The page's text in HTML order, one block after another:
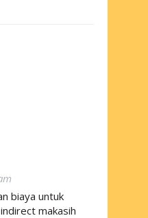
biaya untuk
makasih